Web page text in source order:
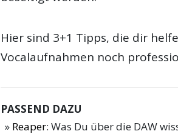
Hier sind 3+1 Tipps, die dir
Vocalaufnahmen noch
PASSEND DAZU
Reaper: Was Du über die DAW